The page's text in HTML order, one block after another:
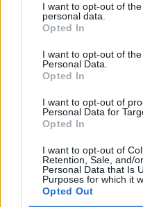
I want to opt-out of
personal data.
Opted In
I want to opt-out of
Personal Data.
Opted In
I want to opt-out of
Personal Data for
Opted In
I want to opt-out of
Retention, Sale, and/
Personal Data that Is
Purposes for which it
Opted Out
irbesartan
Hoge bloeddruk
Hoeveelheid bijwerkingen
de bloedwaarden zijn
snel, moet het nu wel
geef mening
Aprovel